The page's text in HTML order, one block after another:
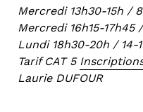
Mercredi 13h30-15h /
Mercredi 16h15-17h45
Lundi 18h30-20h / 14-
Tarif CAT 5
Laurie DUFOUR